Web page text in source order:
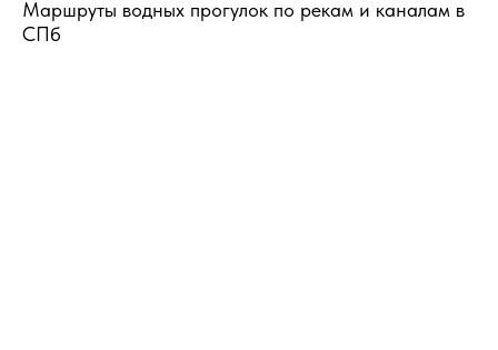
Маршруты водных прогулок по рекам и каналам в
СПб